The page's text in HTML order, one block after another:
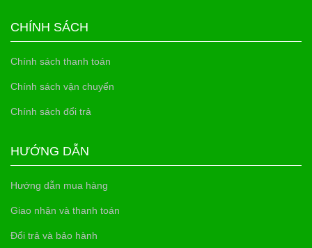
CHÍNH SÁCH
Chính sách thanh toán
Chính sách vận chuyển
Chính sách đổi trả
HƯỚNG DẪN
Hướng dẫn mua hàng
Giao nhận và thanh toán
Đổi trả và bảo hành